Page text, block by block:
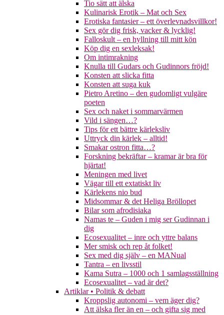
Tio sätt att älska
Kulinarisk Erotik – Mat och Sex
Erotiska fantasier – ett överlevnadsvillkor!
Sex gör dig frisk, vacker & lycklig!
Falloskult – en hyllning till mitt kön
Köp dig en sexleksak!
Om intimrakning
Knulla till Gudars och Gudinnors fröjd!
Konsten att slicka fitta
Konsten att suga kuk
Pietro Aretino – den gudomligt vulgäre
poeten
Sex och naket i sommarvärmen
Vild i sängen…?
Tips för ett bättre kärleksliv
Uttryck din kärlek – alltid!
Smakar ostron fitta…?
Forskning bekräftar – kramar är bra för
hjärtat!
Meningen med livet
Vägar till ett extatiskt liv
Kärlekens nio bud
Midsommar & det Heliga Bröllopet
Bilar som afrodisiaka
Namas te – Guden i mig ser Gudinnan i
dig
Ecosexualitet – inre och yttre balans
Mer smisk och rep åt folket!
Sex med dig själv – en MANual
Tantra – en livsstil
Kama Sutra – 1000 och 1 samlagsställning
Ecosexualitet – vad är det?
Artiklar • Politik & debatt
Kroppslig autonomi – vem äger dig?
Att älska fler än en – och gifta sig med